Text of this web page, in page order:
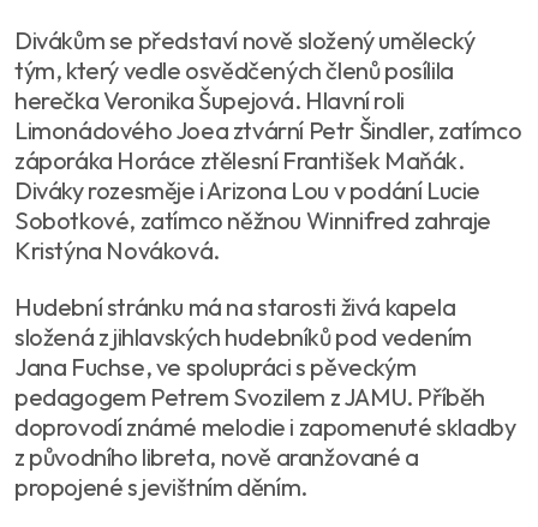
Divákům se představí nově složený umělecký
tým, který vedle osvědčených členů posílila
herečka Veronika Šupejová. Hlavní roli
Limonádového Joea ztvární Petr Šindler, zatímco
záporáka Horáce ztělesní František Maňák.
Diváky rozesměje i Arizona Lou v podání Lucie
Sobotkové, zatímco něžnou Winnifred zahraje
Kristýna Nováková.
Hudební stránku má na starosti živá kapela
složená z jihlavských hudebníků pod vedením
Jana Fuchse, ve spolupráci s pěveckým
pedagogem Petrem Svozilem z JAMU. Příběh
doprovodí známé melodie i zapomenuté skladby
z původního libreta, nově aranžované a
propojené s jevištním děním.